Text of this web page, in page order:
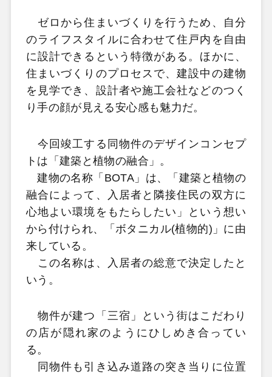
ゼロから住まいづくりを行うため、自分
のライフスタイルに合わせて住戸内を自由
に設計できるという特徴がある。ほかに、
住まいづくりのプロセスで、建設中の建物
を見学でき、設計者や施工会社などのつく
り手の顔が見える安心感も魅力だ。
今回竣工する同物件のデザインコンセプ
トは「建築と植物の融合」。
建物の名称「BOTA」は、「建築と植物の
融合によって、入居者と隣接住民の双方に
心地よい環境をもたらしたい」という想い
から付けられ、「ボタニカル(植物的)」に由
来している。
この名称は、入居者の総意で決定したと
いう。
物件が建つ「三宿」という街はこだわり
の店が隠れ家のようにひしめき合ってい
る。
同物件も引き込み道路の突き当りに位置